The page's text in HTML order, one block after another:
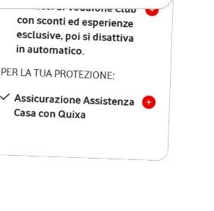
12 mesi di Vodafone Club
con sconti ed esperienze
esclusive, poi si disattiva
in automatico.
PER LA TUA PROTEZIONE:
Assicurazione Assistenza
Casa con Quixa